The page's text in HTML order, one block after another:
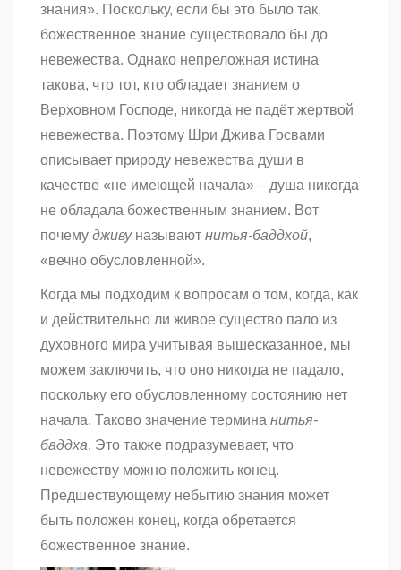
знания». Поскольку, если бы это было так,
божественное знание существовало бы до
невежества. Однако непреложная истина
такова, что тот, кто обладает знанием о
Верховном Господе, никогда не падёт жертвой
невежества. Поэтому Шри Джива Госвами
описывает природу невежества души в
качестве «не имеющей начала» – душа никогда
не обладала божественным знанием. Вот
почему дживуназывают нитья-баддхой,
«вечно обусловленной».
Когда мы подходим к вопросам о том, когда, как
и действительно ли живое существо пало из
духовного мира учитывая вышесказанное, мы
можем заключить, что оно никогда не падало,
поскольку его обусловленному состоянию нет
начала. Таково значение термина нитья-
баддха. Это также подразумевает, что
невежеству можно положить конец.
Предшествующему небытию знания может
быть положен конец, когда обретается
божественное знание.